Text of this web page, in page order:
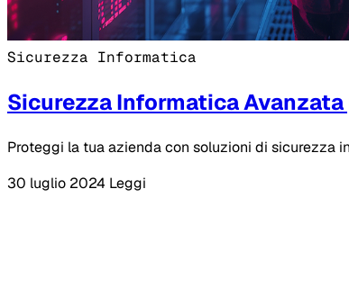
Sicurezza Informatica
Sicurezza Informatica
Proteggi la tua azienda con soluzioni di sicurezza
30 luglio 2024 Leggi